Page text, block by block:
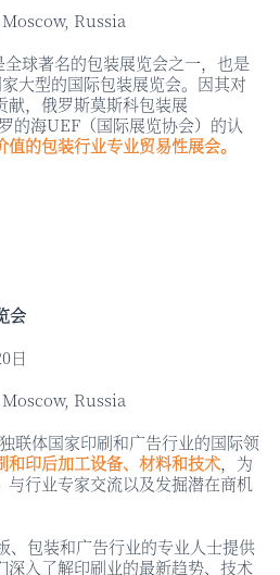
Russia
球著名的包装展览会之一，也是
大型的国际包装展览会。因其对
献，俄罗斯莫斯科包装展
的海UEF（国际展览协会）的认
的包装行业专业贸易性展会。
会
日
Russia
联体国家印刷和广告行业的国际领
和印后加工设备、材料和技术 ，为
行业专家交流以及发掘潜在商机
包装和广告行业的专业人士提供
深入了解印刷业的最新趋势、技术